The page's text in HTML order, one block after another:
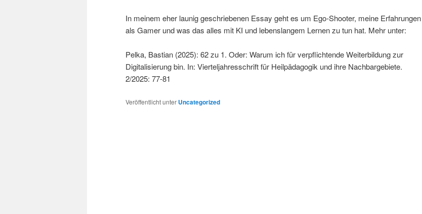
In meinem eher launig geschriebenen Essay geht es um Ego-Shooter, meine Erfahrungen
als Gamer und was das alles mit KI und lebenslangem Lernen zu tun hat. Mehr unter:
Pelka, Bastian (2025): 62 zu 1. Oder: Warum ich für verpflichtende Weiterbildung zur
Digitalisierung bin. In: Vierteljahresschrift für Heilpädagogik und ihre Nachbargebiete.
2/2025: 77-81
Veröffentlicht unter Uncategorized